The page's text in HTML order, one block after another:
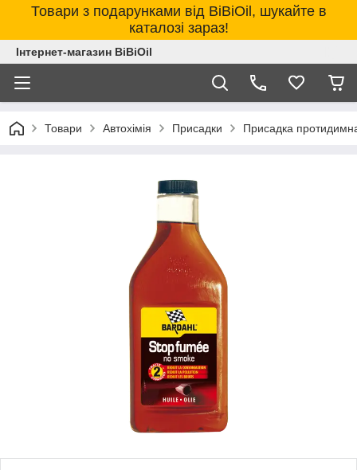
Товари з подарунками від BiBiOil, шукайте в
каталозі зараз!
Інтернет-магазин BiBiOil
Товари Автохімія Присадки Присадка